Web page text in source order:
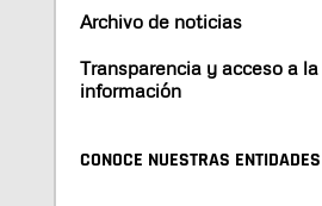
Archivo de noticias
Transparencia y acceso a la
información
CONOCE NUESTRAS ENTIDADES